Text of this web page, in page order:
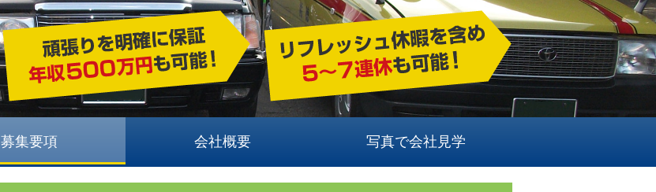
募集要項 会社概要 写真で会社見学